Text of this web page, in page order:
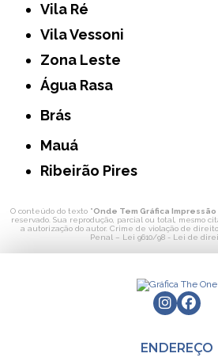
Vila Ré
Vila Vessoni
Zona Leste
Água Rasa
Brás
Mauá
Ribeirão Pires
O conteúdo do texto "Onde Tem Gráfica
reservado. Sua reprodução, parcial ou total, mesmo
a autorização do autor. Crime de violação de
Penal – Lei 9610/98 - Lei de
ENDEREÇO